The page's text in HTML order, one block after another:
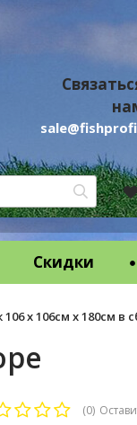
Скидки
106 х 106см х 180см в
(0)